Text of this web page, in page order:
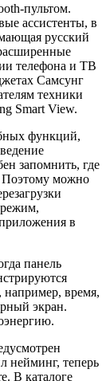
пультом.
ассистенты, в
русский
телефона и ТВ
Самсунг
техники
Smart View.
функций,
запомнить, где
Поэтому можно
в
панель
время,
экран.
нейминг, теперь
В каталоге